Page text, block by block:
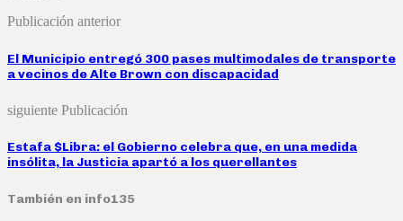
Publicación anterior
El Municipio entregó 300 pases multimodales de transporte
a vecinos de Alte Brown con discapacidad
siguiente Publicación
Estafa $Libra: el Gobierno celebra que, en una medida
insólita, la Justicia apartó a los querellantes
También en info135